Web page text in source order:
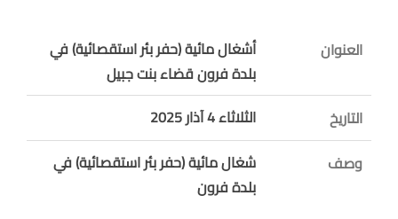
العنوان
أشغال مائية (حفر بئر استقصائية) في
بلدة فرون قضاء بنت جبيل
التاريخ
الثلاثاء 4 آذار 2025
وصف
شغال مائية (حفر بئر استقصائية) في
بلدة فرون